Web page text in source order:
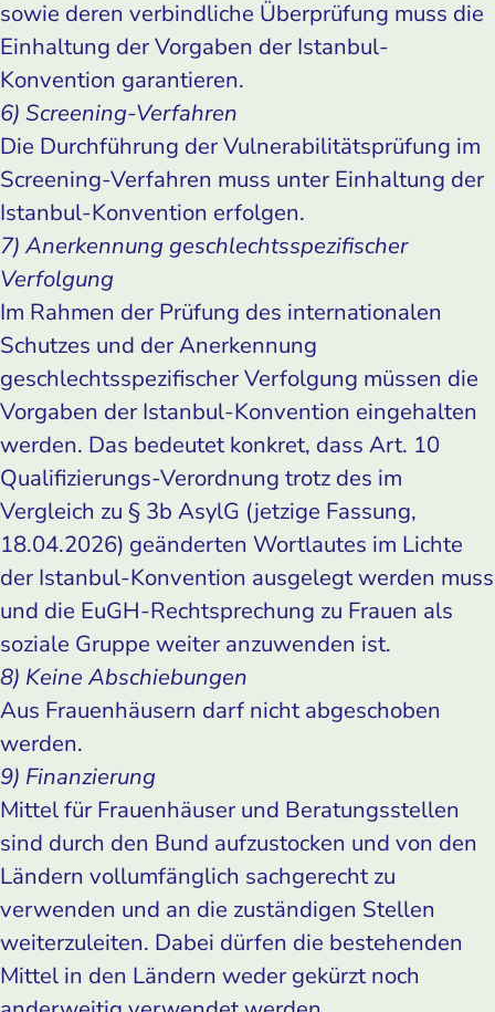
sowie deren verbindliche Überprüfung muss die
Einhaltung der Vorgaben der Istanbul-
Konvention garantieren.
6) Screening-Verfahren
Die Durchführung der Vulnerabilitätsprüfung im
Screening-Verfahren muss unter Einhaltung der
Istanbul-Konvention erfolgen.
7) Anerkennung geschlechtsspezifischer
Verfolgung
Im Rahmen der Prüfung des internationalen
Schutzes und der Anerkennung
geschlechtsspezifischer Verfolgung müssen die
Vorgaben der Istanbul-Konvention eingehalten
werden. Das bedeutet konkret, dass Art. 10
Qualifizierungs-Verordnung trotz des im
Vergleich zu § 3b AsylG (jetzige Fassung,
18.04.2026) geänderten Wortlautes im Lichte
der Istanbul-Konvention ausgelegt werden muss
und die EuGH-Rechtsprechung zu Frauen als
soziale Gruppe weiter anzuwenden ist.
8) Keine Abschiebungen
Aus Frauenhäusern darf nicht abgeschoben
werden.
9) Finanzierung
Mittel für Frauenhäuser und Beratungsstellen
sind durch den Bund aufzustocken und von den
Ländern vollumfänglich sachgerecht zu
verwenden und an die zuständigen Stellen
weiterzuleiten. Dabei dürfen die bestehenden
Mittel in den Ländern weder gekürzt noch